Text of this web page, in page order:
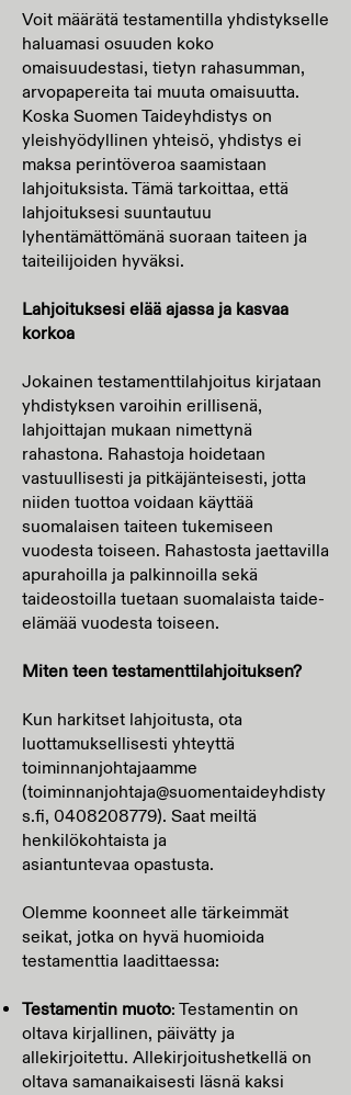
Voit määrätä testamentilla yhdistykselle
haluamasi osuuden koko
omaisuudestasi, tietyn rahasumman,
arvopapereita tai muuta omaisuutta.
Koska Suomen Taideyhdistys on
yleishyödyllinen yhteisö, yhdistys ei
maksa perintöveroa saamistaan
lahjoituksista. Tämä tarkoittaa, että
lahjoituksesi suuntautuu
lyhentämättömänä suoraan taiteen ja
taiteilijoiden hyväksi.
Lahjoituksesi elää ajassa ja kasvaa
korkoa
Jokainen testamenttilahjoitus kirjataan
yhdistyksen varoihin erillisenä,
lahjoittajan mukaan nimettynä
rahastona. Rahastoja hoidetaan
vastuullisesti ja pitkäjänteisesti, jotta
niiden tuottoa voidaan käyttää
suomalaisen taiteen tukemiseen
vuodesta toiseen. Rahastosta jaettavilla
apurahoilla ja palkinnoilla sekä
taideostoilla tuetaan suomalaista taide-
elämää vuodesta toiseen.
Miten teen testamenttilahjoituksen?
Kun harkitset lahjoitusta, ota
luottamuksellisesti yhteyttä
toiminnanjohtajaamme
(toiminnanjohtaja@suomentaideyhdisty
s.fi, 0408208779). Saat meiltä
henkilökohtaista ja
asiantuntevaa opastusta.
Olemme koonneet alle tärkeimmät
seikat, jotka on hyvä huomioida
testamenttia laadittaessa:
Testamentin muoto: Testamentin on
oltava kirjallinen, päivätty ja
allekirjoitettu. Allekirjoitushetkellä on
oltava samanaikaisesti läsnä kaksi